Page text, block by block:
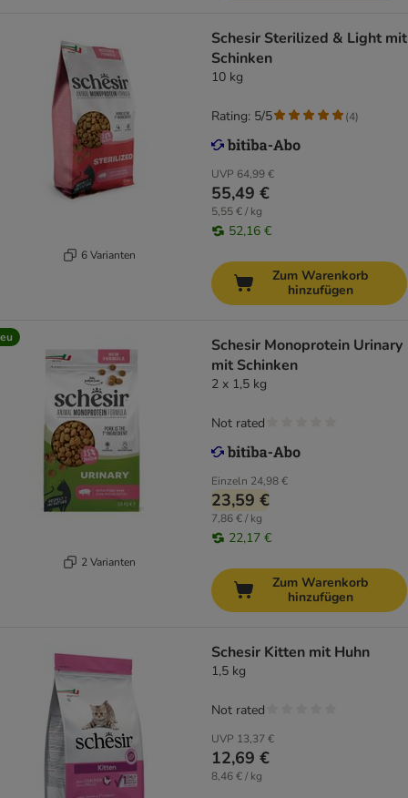
6 Varianten
Schesir Sterilized & Light mit
Schinken
10 kg
UVP 64,99 €
55,49 €
5,55 € / kg
52,16 €
Rating: 5/5 (4)
Zum Warenkorb
hinzufügen
2 Varianten
Schesir Monoprotein Urinary
mit Schinken
2 x 1,5 kg
Einzeln 24,98 €
23,59 €
7,86 € / kg
22,17 €
Not rated
Zum Warenkorb
hinzufügen
Schesir Kitten mit Huhn
1,5 kg
UVP 13,37 €
12,69 €
8,46 € / kg
Not rated